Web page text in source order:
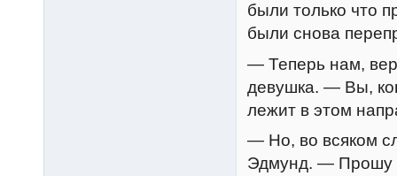
были только что
были снова
— Теперь нам,
девушка. — Вы,
лежит в этом
— Но, во всяком
Эдмунд. — Прошу